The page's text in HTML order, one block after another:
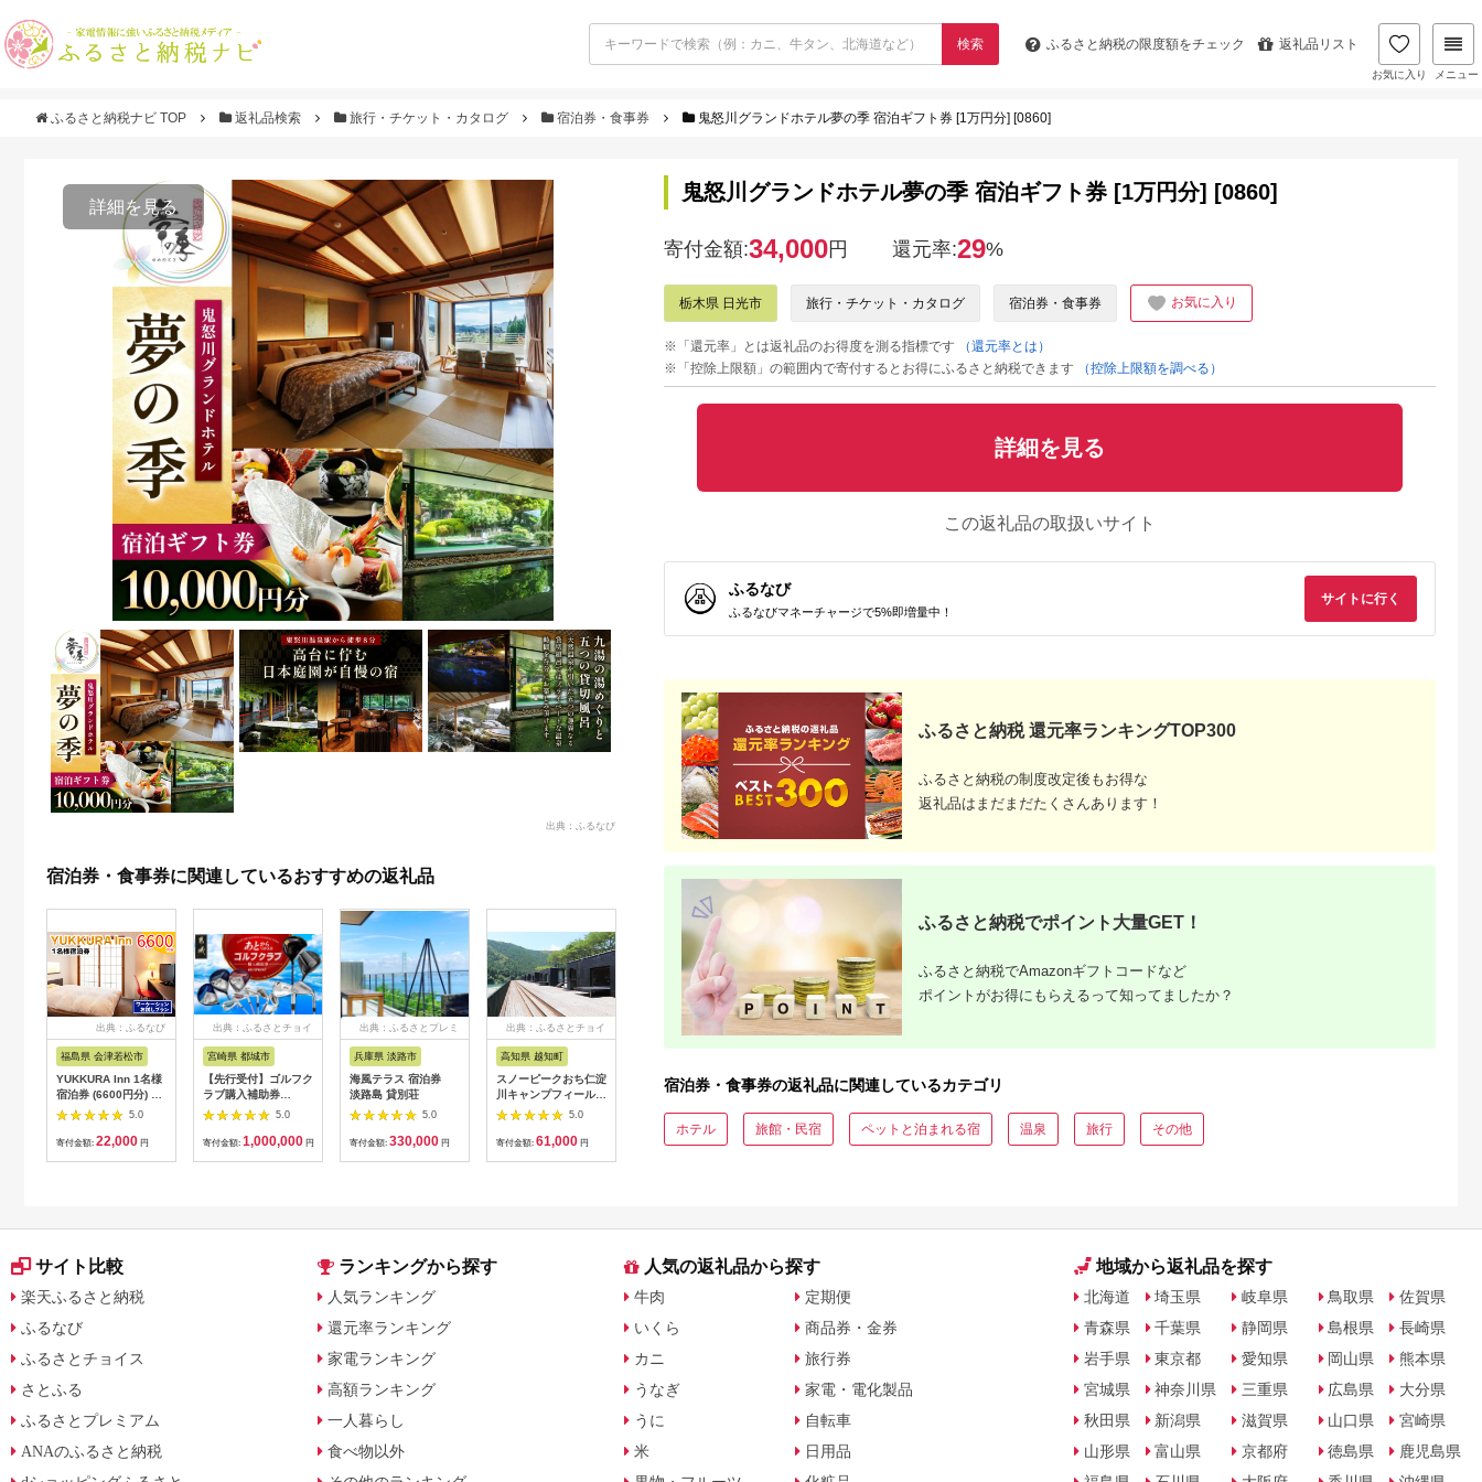
検索 ふるさと納税の限度額をチェック 返礼品リスト
お気に入り メニュー
ふるさと納税ナビ TOP 返礼品検索 旅行・チケット・カタログ 宿泊券・食事券 鬼怒川グランドホテル夢の季 宿泊ギフト券 [1万円分] [0860]
詳細を見る
出典：ふるなび
宿泊券・食事券に関連しているおすすめの返礼品
出典：ふるなび
福島県 会津若松市
YUKKURA Inn 1名様
宿泊券 (6600円分) ワ
ーケーションお試しプ
ラン｜東北 福島県 会
津若松市 東山温泉 旅
5.0
寄付金額: 22,000 円
出典：ふるさとチョイ
宮崎県 都城市
【先行受付】ゴルフク
ラブ購入補助券
300,000円_GI-
C701_(都城市) ゴルフ
ゴルフクラブ ダンロ
ハイブリッド ウエッ
5.0
寄付金額: 1,000,000 円
出典：ふるさとプレミ
兵庫県 淡路市
海風テラス 宿泊券
淡路島 貸別荘
5.0
寄付金額: 330,000 円
出典：ふるさとチョイ
高知県 越知町
スノーピークおち仁淀
川キャンプフィールド
「住箱-jyubako-」ペ
ア宿泊チケット
5.0
寄付金額: 61,000 円
立山町 宿泊施設 宿泊
券 15,000円分 (寄附
ケット 宿泊 宿 山小屋
山荘 ホテル 旅 旅行
5.0
寄付金額:60,000円
うなぎ横綱 名物 ひつ
まぶし ペア お食事券
行 お出かけ うなぎ 食
事 ランチ ディナー ペ
5.0
寄付金額:28,000円
【御池クリニック】が
んドック PETベーシ
ト
5.0
寄付金額:320,000円
石川 金沢 加賀百万石
加賀 百万石 北陸 北陸
5.0
寄付金額:317,000円
鬼怒川グランドホテル夢の季 宿泊ギフト券 [1万円分] [0860]
寄付金額:34,000円 還元率:29%
栃木県 日光市 旅行・チケット・カタログ 宿泊券・食事券 お気に入り
※「還元率」とは返礼品のお得度を測る指標です
（還元率とは）
※「控除上限額」の範囲内で寄付するとお得にふるさと納税できます
（控除上限額を調べる）
詳細を見る
この返礼品の取扱いサイト
ふるなび
ふるなびマネーチャージで5%即増量中！
サイトに行く
ふるさと納税 還元率ランキングTOP300
ふるさと納税の制度改定後もお得な
返礼品はまだまだたくさんあります！
ふるさと納税でポイント大量GET！
ふるさと納税でAmazonギフトコードなど
ポイントがお得にもらえるって知ってましたか？
宿泊券・食事券の返礼品に関連しているカテゴリ
ホテル 旅館・民宿 ペットと泊まれる宿 温泉 旅行 その他
サイト比較
楽天ふるさと納税
ふるなび
ふるさとチョイス
さとふる
ふるさとプレミアム
ANAのふるさと納税
ランキングから探す
人気ランキング
還元率ランキング
家電ランキング
高額ランキング
一人暮らし
食べ物以外
人気の返礼品から探す
牛肉
いくら
カニ
うなぎ
うに
米
定期便
商品券・金券
旅行券
家電・電化製品
自転車
日用品
地域から返礼品を探す
北海道
青森県
岩手県
宮城県
秋田県
山形県
埼玉県
千葉県
東京都
神奈川県
新潟県
富山県
岐阜県
静岡県
愛知県
三重県
滋賀県
京都府
鳥取県
島根県
岡山県
広島県
山口県
徳島県
佐賀県
長崎県
熊本県
大分県
宮崎県
鹿児島県